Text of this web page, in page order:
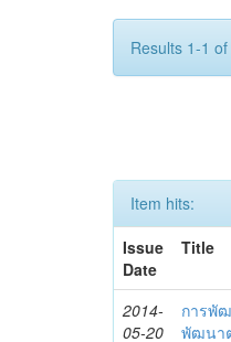
Results 1-1
Item hits:
Issue
Date
Title
2014-
05-20
การพั
พัฒนา